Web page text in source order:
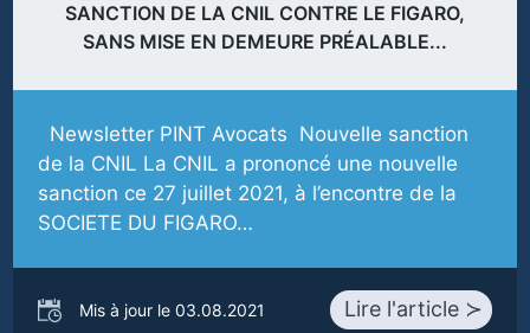
SANCTION DE LA CNIL CONTRE LE FIGARO,
SANS MISE EN DEMEURE PRÉALABLE...
Newsletter PINT Avocats Nouvelle sanction
de la CNIL La CNIL a prononcé une nouvelle
sanction ce 27 juillet 2021, à l’encontre de la
SOCIETE DU FIGARO…
Mis à jour le 03.08.2021 Lire l'article ≻